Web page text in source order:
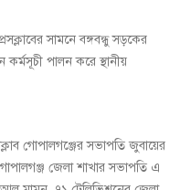
সামনে বঙ্গবন্ধু সড়কের
কর্মসূচী পালন করে স্থানীয়
গোপালগঞ্জের সভাপতি জুবায়ের
জেলা শাখার সভাপতি এ